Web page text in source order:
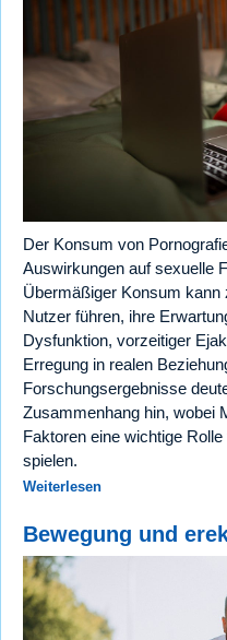
Der Konsum von
Auswirkungen auf sexuelle
Übermäßiger Konsum kann
Nutzer führen, ihre
Dysfunktion, vorzeitiger
Erregung in realen
Forschungsergebnisse
Zusammenhang hin, wobei
Faktoren eine wichtige
spielen.
Weiterlesen
Bewegung und